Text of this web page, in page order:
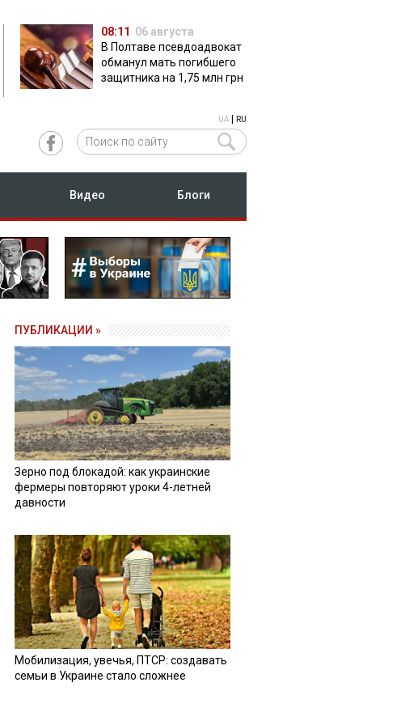
08:11 06 августа
В Полтаве псевдоадвокат
обманул мать погибшего
защитника на 1,75 млн грн
UA RU
Видео Блоги
ПУБЛИКАЦИИ »
Зерно под блокадой: как украинские
фермеры повторяют уроки 4-летней
давности
Мобилизация, увечья, ПТСР: создавать
семьи в Украине стало сложнее